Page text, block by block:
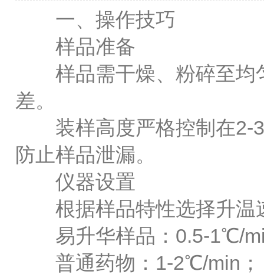
一、操作技巧
样品准备
样品需干燥、粉碎至均
差。
装样高度严格控制在2-
防止样品泄漏。
仪器设置
根据样品特性选择升温
易升华样品：0.5-1℃/
普通药物：1-2℃/min；